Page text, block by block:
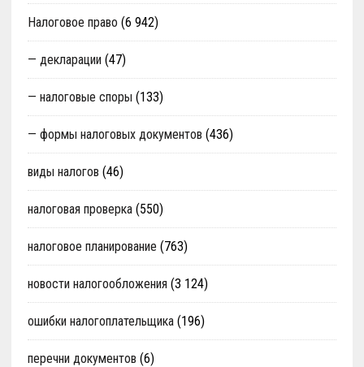
Налоговое право (6 942)
— декларации (47)
— налоговые споры (133)
— формы налоговых документов (436)
виды налогов (46)
налоговая проверка(550)
налоговое планирование (763)
новости налогообложения (3 124)
ошибки налогоплательщика(196)
перечни документов (6)